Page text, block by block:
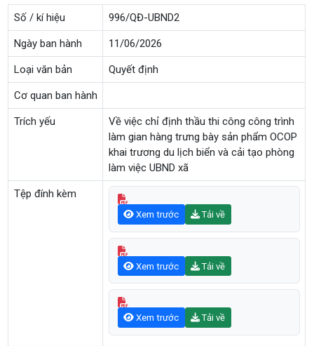
Số / kí hiệu 996/QĐ-UBND2
Ngày ban hành 11/06/2026
Loại văn bản Quyết định
Cơ quan ban hành
Trích yếu
Về việc chỉ định thầu thi công công trình
làm gian hàng trưng bày sản phẩm OCOP
khai trương du lịch biển và cải tạo phòng
làm việc UBND xã
Tệp đính kèm
Xem trước Tải về
Xem trước Tải về
Xem trước Tải về